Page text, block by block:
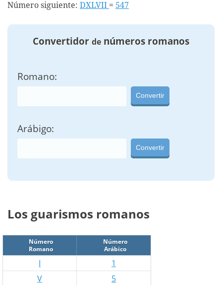
Número siguiente: DXLVII = 547
Convertidor de números romanos
Romano:
Convertir
Arábigo:
Convertir
Los guarismos romanos
Número
Romano
Número
Arábico
I
1
V
5